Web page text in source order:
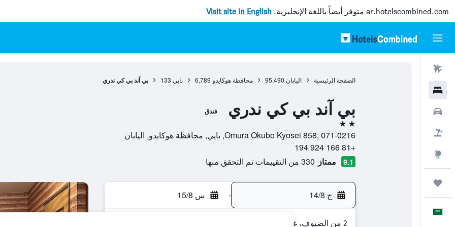
ar.hotelscombined.com متوفر أيضاً باللغة الإنجليزية. Visit site in English
الصفحة الرئيسية اليابان 95,490 محافظة هوكايدو 6,789 بايي 133 بي آند بي كي ندري
بي آند بي كي ندري فندق
2 نجمتين
Omura Okubo Kyosei 858, 071-0216, بايي, محافظة هوكايدو, اليابان
+81 166 924 194
9.1 ممتاز 330 من التقييمات تم التحقق منها
ج 14/8 - س 15/8
2 من الضيوف، غرفة واحدة